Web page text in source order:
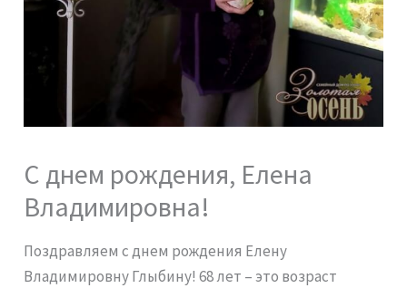
С днем рождения, Елена
Владимировна!
Поздравляем с днем рождения Елену
Владимировну Глыбину! 68 лет – это возраст